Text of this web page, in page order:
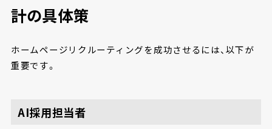
計の具体策
ホームページリクルーティングを成功させるには、以下が
重要です。
AI採用担当者